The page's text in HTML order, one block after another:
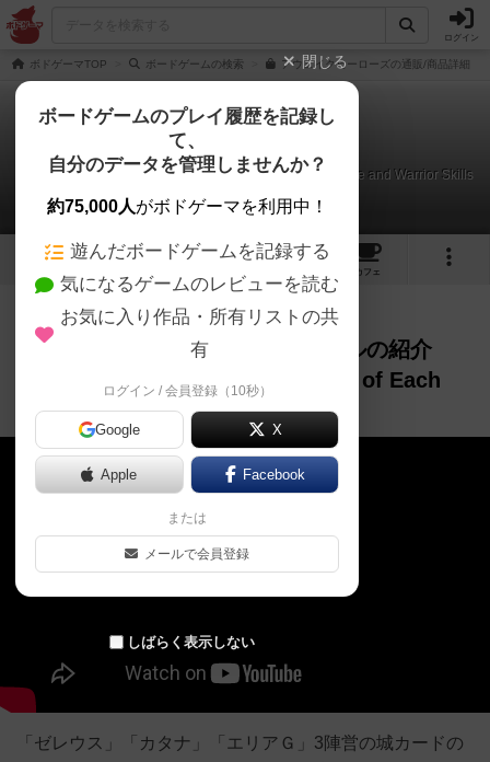
ログイン
ボドゲーマTOP ボードゲームの検索 アウェイクヒーローズの通販/商品詳細
アウェイクヒーローズ
城のスキルとキャラクターのスキルの紹介 Unique Castle and Warrior Skills
13 3
カフェ
作品紹介 ルール説明 12ヶ月前
城のスキルとキャラクターのスキルの紹介
Unique Castle and Warrior Skills of Each
Nation
「ゼレウス」「カタナ」「エリアＧ」3陣営の城カードの
閉じる
ボードゲームのプレイ履歴を記録し
て、
自分のデータを管理しませんか？
約75,000人がボドゲーマを利用中！
遊んだボードゲームを記録する
気になるゲームのレビューを読む
お気に入り作品・所有リストの共
有
ログイン / 会員登録（10秒）
Google X
Apple Facebook
または
メールで会員登録
しばらく表示しない